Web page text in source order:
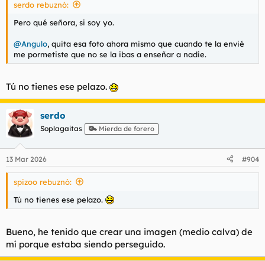
serdo rebuznó:
Pero qué señora, si soy yo.
@Angulo, quita esa foto ahora mismo que cuando te la envié
me pormetiste que no se la ibas a enseñar a nadie.
Tú no tienes ese pelazo.
serdo
Soplagaitas Mierda de forero
13 Mar 2026 #904
spizoo rebuznó:
Tú no tienes ese pelazo.
Bueno, he tenido que crear una imagen (medio calva) de
mí porque estaba siendo perseguido.